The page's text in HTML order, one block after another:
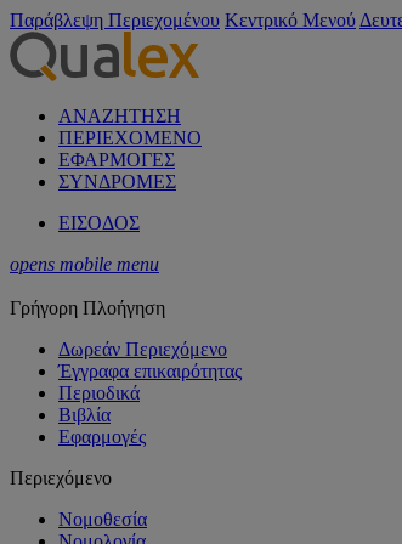
Παράβλεψη Περιεχομένου Κεντρικό Μενού
ΑΝΑΖΗΤΗΣΗ
ΠΕΡΙΕΧΟΜΕΝΟ
ΕΦΑΡΜΟΓΕΣ
ΣΥΝΔΡΟΜΕΣ
ΕΙΣΟΔΟΣ
opens mobile menu
Γρήγορη Πλοήγηση
Δωρεάν Περιεχόμενο
Έγγραφα επικαιρότητας
Περιοδικά
Βιβλία
Εφαρμογές
Περιεχόμενο
Νομοθεσία